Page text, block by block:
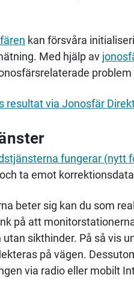
kan försvåra
Med hjälp av
problem
resultat via Jonosfär
fungerar (nytt
ta emot
beter sig kan du som
på att
utan sikthinder. På så vis
på vägen.
via radio eller mobilt